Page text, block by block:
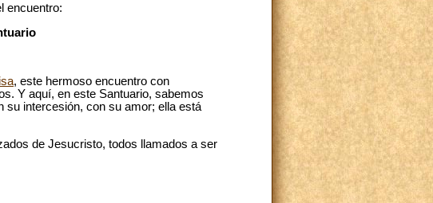
encuentro:
, este hermoso encuentro con
Y aquí, en este Santuario, sabemos
su intercesión, con su amor; ella está
de Jesucristo, todos llamados a ser